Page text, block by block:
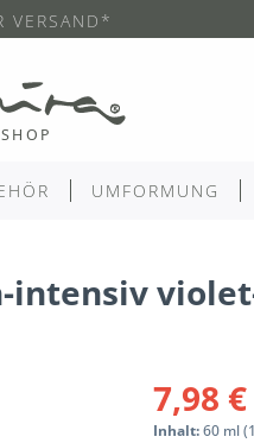
VERSAND*
UMFORMUNG
intensiv
7,98
Inhalt:60 ml